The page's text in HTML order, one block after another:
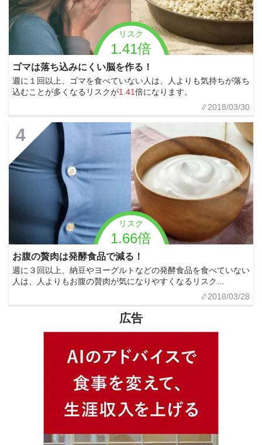
リスク
1.41倍
ゴマは落ち込みにくい脳を作る！
週に１回以上、ゴマを食べていない人は、人よりも気持ちが落ち
込むことが多くなるリスクが1.41倍になります。
2018/03/30
リスク
1.66倍
4
お腹の贅肉は発酵食品で減る！
週に３回以上、納豆やヨーグルトなどの発酵食品を食べていない
人は、人よりもお腹の贅肉が気になりやすくなるリスク...
2018/03/28
広告